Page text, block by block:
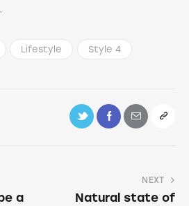
Lifestyle Style 4
a
NEXT
Natural state of